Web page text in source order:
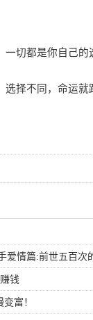
切都是你自己的
择不同，命运就
爱情篇:前世五百次
钱
富！